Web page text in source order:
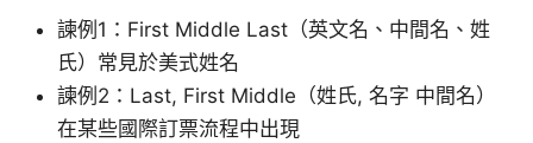
諫例1：First Middle Last（英文名、中間名、姓
氏）常見於美式姓名
諫例2：Last, First Middle（姓氏, 名字 中間名）
在某些國際訂票流程中出現